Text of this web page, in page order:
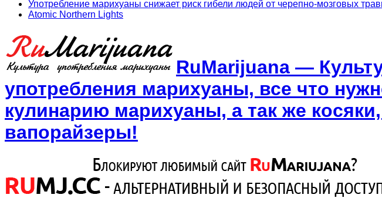
Употребление марихуаны снижает риск гибели людей от черепно-мозговых
Atomic Northern Lights
RuMarijuana —
употребления марихуаны, все что
кулинарию марихуаны, а так же
вапорайзеры!